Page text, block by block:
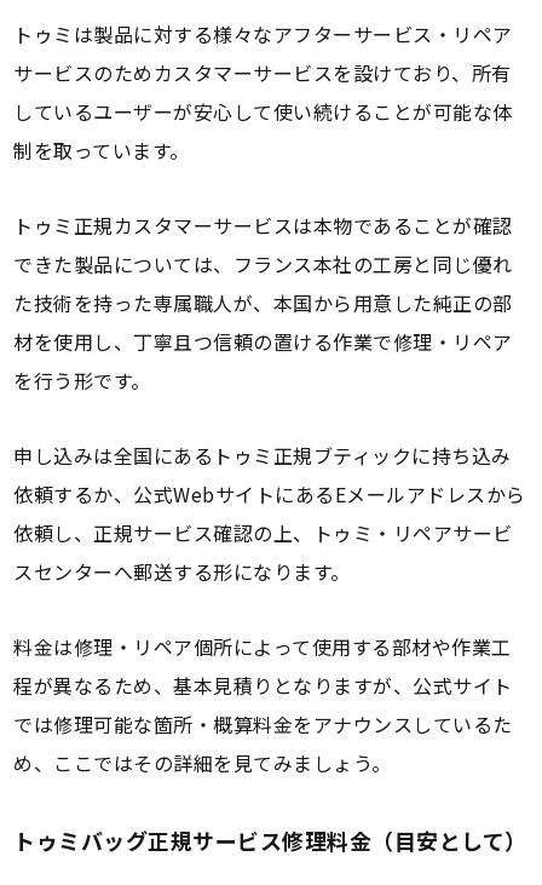
トゥミは製品に対する様々なアフターサービス・リペア
サービスのためカスタマーサービスを設けており、所有
しているユーザーが安心して使い続けることが可能な体
制を取っています。
トゥミ正規カスタマーサービスは本物であることが確認
できた製品については、フランス本社の工房と同じ優れ
た技術を持った専属職人が、本国から用意した純正の部
材を使用し、丁寧且つ信頼の置ける作業で修理・リペア
を行う形です。
申し込みは全国にあるトゥミ正規ブティックに持ち込み
依頼するか、公式WebサイトにあるEメールアドレスから
依頼し、正規サービス確認の上、トゥミ・リペアサービ
スセンターへ郵送する形になります。
料金は修理・リペア個所によって使用する部材や作業工
程が異なるため、基本見積りとなりますが、公式サイト
では修理可能な箇所・概算料金をアナウンスしているた
め、ここではその詳細を見てみましょう。
トゥミバッグ正規サービス修理料金（目安として）